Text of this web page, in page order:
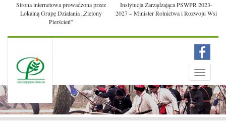
Strona internetowa prowadzona przez
Lokalną Grupę Działania „Zielony
Pierścień”
Instytucja Zarządzająca PSWPR 2023-
2027 – Minister Rolnictwa i Rozwoju Wsi
Toggle
Menu